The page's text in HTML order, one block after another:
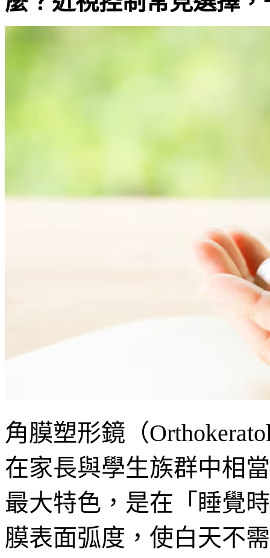
角膜塑形鏡（
在家長與學生族群中相
最大特色，是在「睡覺
膜表面弧度，使白天不